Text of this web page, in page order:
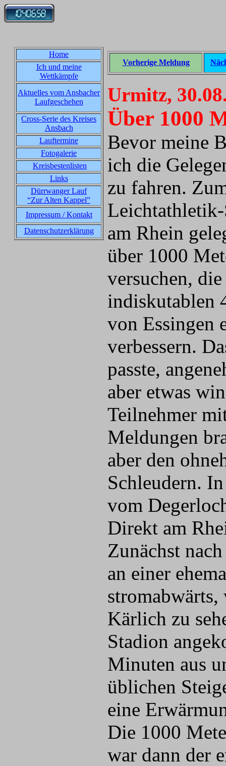
Home
Ich und meine
Wettkämpfe
Aktuelles vom Ansbacher
Laufgeschehen
Cross-Serie des Kreises
Ansbach
Lauftermine
Fotogalerie
Kreisbestenlisten
Links
Dürrwanger Lauf
“Zur Alten Kappel”
Impressum / Kontakt
Datenschutzerklärung
Vorherige Meldung
Urmitz,
Über 1000
Bevor meine
ich die
zu fahren.
am Rhein
über 1000
versuchen, die
indiskutablen
von Essingen
verbessern.
passte,
aber etwas
Teilnehmer
Meldungen
aber den
Schleudern.
vom
Direkt am
Zunächst
an einer
Kärlich zu
Stadion
Minuten aus
üblichen
eine
Die 1000
war dann der